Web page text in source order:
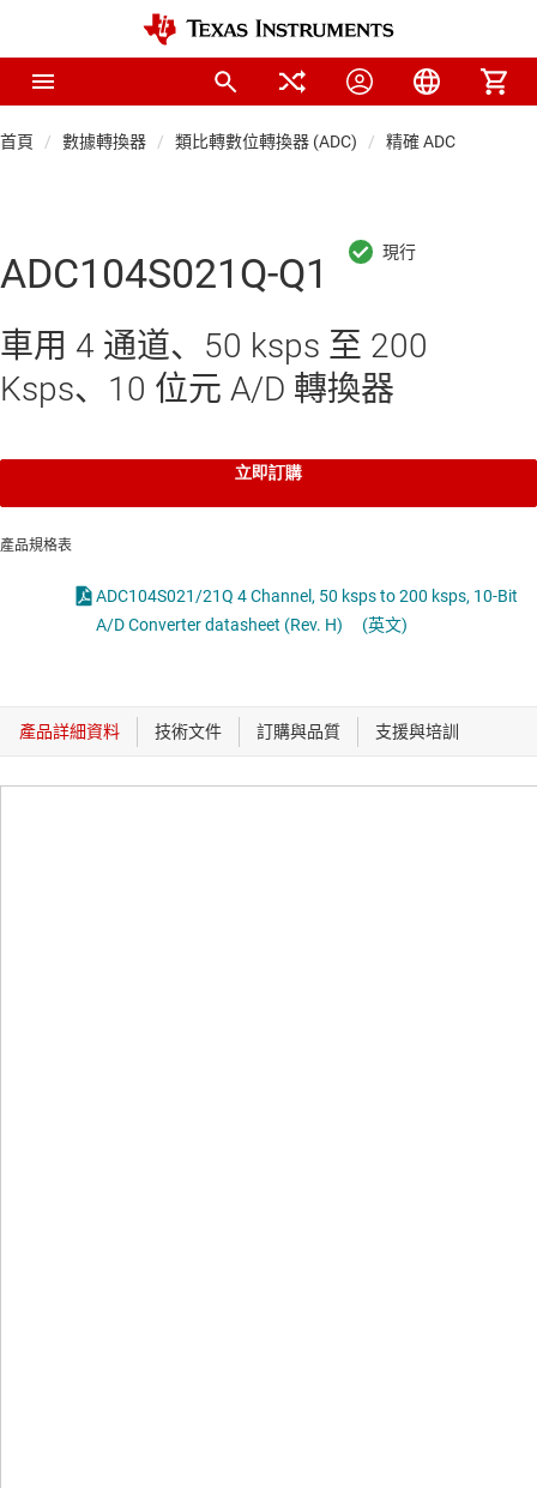
首頁 數據轉換器 類比轉數位轉換器 (ADC) 精確 ADC
ADC104S021Q-Q1
車用 4 通道、50 ksps 至 200
Ksps、10 位元 A/D 轉換器
立即訂購
產品規格表
ADC104S021/21Q 4 Channel, 50 ksps to 200 ksps, 10-Bit
A/D Converter datasheet (Rev. H)
(英文)